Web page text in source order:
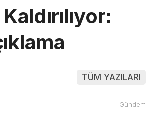
TÜM YAZILARI
Gündem